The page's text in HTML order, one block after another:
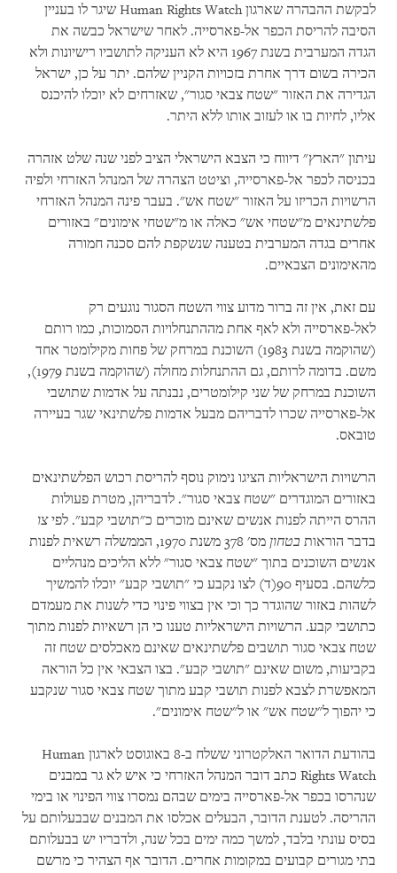
לבקשת ההבהרה שארגון Human Rights Watch שיגר לו בעניין
הסיבה להריסת הכפר אל-פארסייה. לאחר שישראל כבשה את
הגדה המערבית בשנת 1967 היא לא העניקה לתושביו רישיונות ולא
הכירה בשום דרך אחרת בזכויות הקניין שלהם. יתר על כן, ישראל
הגדירה את האזור "שטח צבאי סגור", שאזרחים לא יוכלו להיכנס
אליו, לחיות בו או לעזוב אותו ללא היתר.
עיתון "הארץ" דיווח כי הצבא הישראלי הציב לפני שנה שלט אזהרה
בכניסה לכפר אל-פארסייה, וציטט הצהרה של המנהל האזרחי ולפיה
הרשויות הכריזו על האזור "שטח אש". בעבר פינה המנהל האזרחי
פלשתינאים מ"שטחי אש" כאלה או מ"שטחי אימונים" באזורים
אחרים בגדה המערבית בטענה שנשקפת להם סכנה חמורה
מהאימונים הצבאיים.
עם זאת, אין זה ברור מדוע צווי השטח הסגור נוגעים רק
לאל-פארסייה ולא לאף אחת מההתנחלויות הסמוכות, כמו רותם
(שהוקמה בשנת 1983) השוכנת במרחק של פחות מקילומטר אחד
משם. בדומה לרותם, גם ההתנחלות מחולה (שהוקמה בשנת 1979),
השוכנת במרחק של שני קילומטרים, נבנתה על אדמות שתושבי
אל-פארסייה שכרו לדבריהם מבעל אדמות פלשתינאי שגר בעיירה
טובאס.
הרשויות הישראליות הציגו נימוק נוסף להריסת רכוש הפלשתינאים
באזורים המוגדרים "שטח צבאי סגור". לדבריהן, מטרת פעולות
ההרס הייתה לפנות אנשים שאינם מוכרים כ"תושבי קבע". לפיצו
בדבר הוראות בטחון
מס' 378 משנת 1970, הממשלה רשאית לפנות
אנשים השוכנים בתוך "שטח צבאי סגור" ללא הליכים מנהליים
כלשהם. בסעיף 90(ד) לצו נקבע כי "תושבי קבע" יוכלו להמשיך
לשהות באזור שהוגדר כך וכי אין בצווי פינוי כדי לשנות את מעמדם
כתושבי קבע. הרשויות הישראליות טענו כי הן רשאיות לפנות מתוך
שטח צבאי סגור תושבים פלשתינאים שאינם מאכלסים שטח זה
בקביעות, משום שאינם "תושבי קבע". בצו הצבאי אין כל הוראה
המאפשרת לצבא לפנות תושבי קבע מתוך שטח צבאי סגור שנקבע
כי יהפוך ל"שטח אש" או ל"שטח אימונים".
בהודעת הדואר האלקטרוני ששלח ב-8 באוגוסט לארגון Human
Rights Watch כתב דובר המנהל האזרחי כי איש לא גר במבנים
שנהרסו בכפר אל-פארסייה בימים שבהם נמסרו צווי הפינוי או בימי
ההריסה. לטענת הדובר, הבעלים אכלסו את המבנים שבבעלותם על
בסיס עונתי בלבד, למשך כמה ימים בכל שנה, ולדבריו יש בבעלותם
בתי מגורים קבועים במקומות אחרים. הדובר אף הצהיר כי מרשם